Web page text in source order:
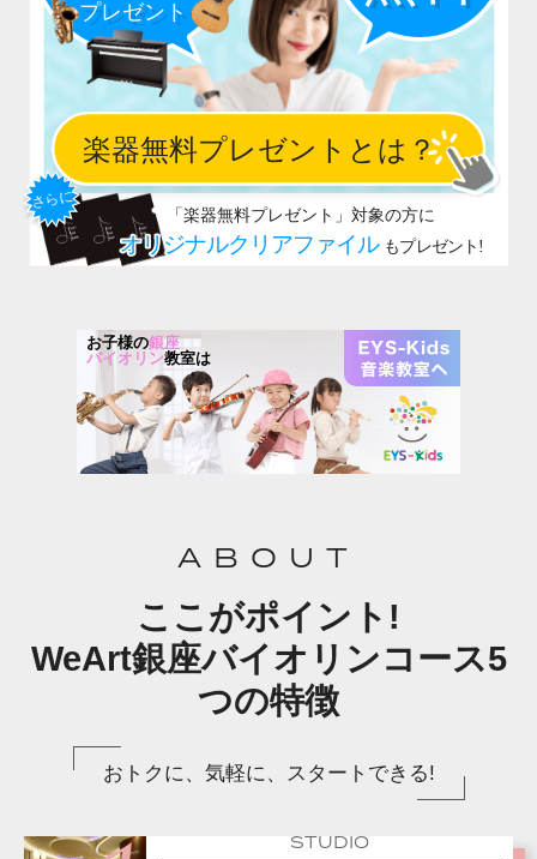
お子様の銀座
バイオリン教室は
ABOUT
ここがポイント!
WeArt銀座バイオリンコース5
つの特徴
おトクに、気軽に、スタートできる!
STUDIO